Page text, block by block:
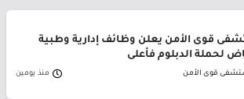
قوى الأمن يعلن وظائف إدارية وطبية
لحملة الدبلوم فأعلى
قوى الأمن منذ يومين